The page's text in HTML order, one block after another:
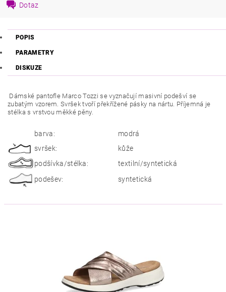
Dotaz
POPIS
PARAMETRY
DISKUZE
Dámské pantofle Marco Tozzi se vyznačují masivní podešví se
zubatým vzorem. Svršek tvoří překřížené pásky na nártu. Příjemná je
stélka s vrstvou měkké pěny.
barva:
modrá
svršek:
kůže
podšívka/stélka:
textilní/syntetická
podešev:
syntetická